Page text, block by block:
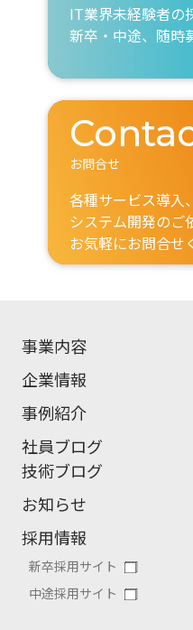
IT業界未経験者の
新卒・中途、随時
お問合せ
各種サービス導入、
システム開発のご
お気軽にお問合せ
事業内容
企業情報
事例紹介
社員ブログ
技術ブログ
お知らせ
採用情報
新卒採用サイト
中途採用サイト